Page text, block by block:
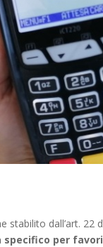
stabilito dall’art. 22
per